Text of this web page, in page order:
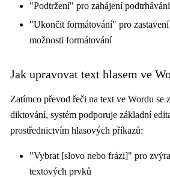
"Podtržení" pro zahájení
"Ukončit formátování" pro
možnosti formátování
Jak upravovat text hlasem ve
Zatímco převod řeči na text ve Wordu se
diktování, systém podporuje základní
prostřednictvím hlasových příkazů:
"Vybrat [slovo nebo frázi]" pro
textových prvků